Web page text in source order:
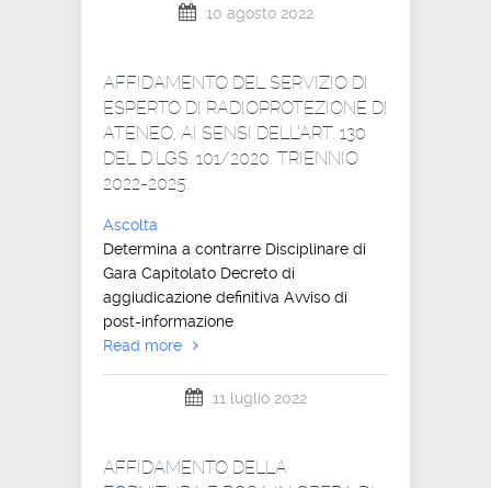
10 agosto 2022
AFFIDAMENTO DEL SERVIZIO DI
ESPERTO DI RADIOPROTEZIONE DI
ATENEO, AI SENSI DELL’ART. 130
DEL D.LGS. 101/2020. TRIENNIO
2022-2025.
Ascolta
Determina a contrarre Disciplinare di
Gara Capitolato Decreto di
aggiudicazione definitiva Avviso di
post-informazione
Read more
11 luglio 2022
AFFIDAMENTO DELLA